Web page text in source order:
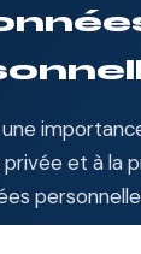
et à la